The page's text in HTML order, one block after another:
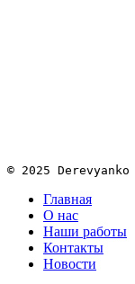
© 2025 Derevyanko
Главная
О нас
Наши работы
Контакты
Новости